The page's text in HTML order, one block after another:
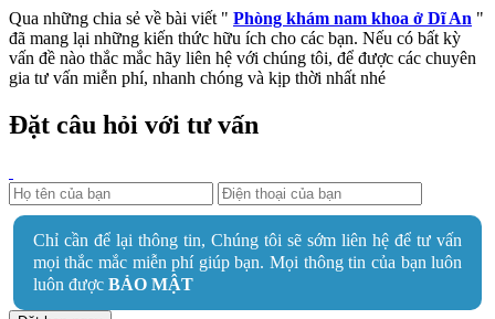
Qua những chia sẻ về bài viết " Phòng khám nam khoa ở Dĩ An "
đã mang lại những kiến thức hữu ích cho các bạn. Nếu có bất kỳ
vấn đề nào thắc mắc hãy liên hệ với chúng tôi, để được các chuyên
gia tư vấn miễn phí, nhanh chóng và kịp thời nhất nhé
Đặt câu hỏi với tư vấn
Chỉ cần để lại thông tin, Chúng tôi sẽ sớm liên hệ để tư vấn
mọi thắc mắc miễn phí giúp bạn. Mọi thông tin của bạn luôn
luôn được BẢO MẬT